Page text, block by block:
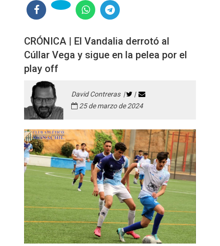
CRÓNICA | El Vandalia derrotó al
Cúllar Vega y sigue en la pelea por el
play off
David Contreras |
|
25 de marzo de 2024